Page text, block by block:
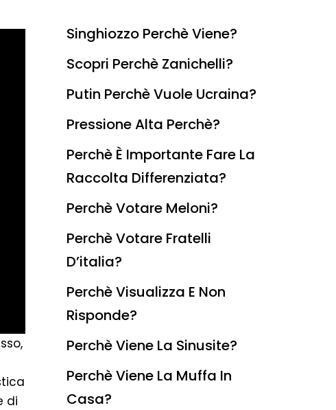
di
Singhiozzo Perchè Viene?
Scopri Perchè Zanichelli?
Putin Perchè Vuole Ucraina?
Pressione Alta Perchè?
Perchè È Importante Fare La
Raccolta Differenziata?
Perchè Votare Meloni?
Perchè Votare Fratelli
D’italia?
Perchè Visualizza E Non
Risponde?
Perchè Viene La Sinusite?
Perchè Viene La Muffa In
Casa?